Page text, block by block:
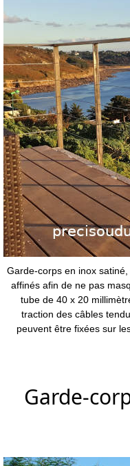
Garde-corps en inox
affinés afin de ne pas
tube de 40 x 20
traction des câbles
peuvent être fixées sur
Garde-